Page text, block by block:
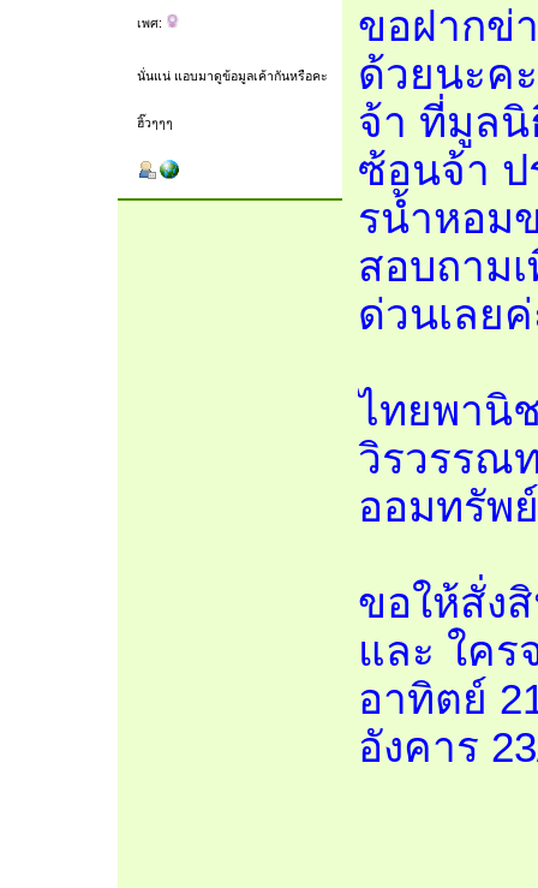
เพศ:
นั่นแน่ แอบมาดูข้อมูลเค้ากันหรือคะ
ฮิ๊วๆๆๆ
ขอฝากข่
ด้วยนะค
จ้า ที่มูล
ซ้อนจ้า ป
รน้ำหอม
สอบถาม
ด่วนเลย
ไทยพานิ
วิรวรรณท
ออมทรัพย์
ขอให้สั่ง
และ ใคร
อาทิตย์
อังคาร